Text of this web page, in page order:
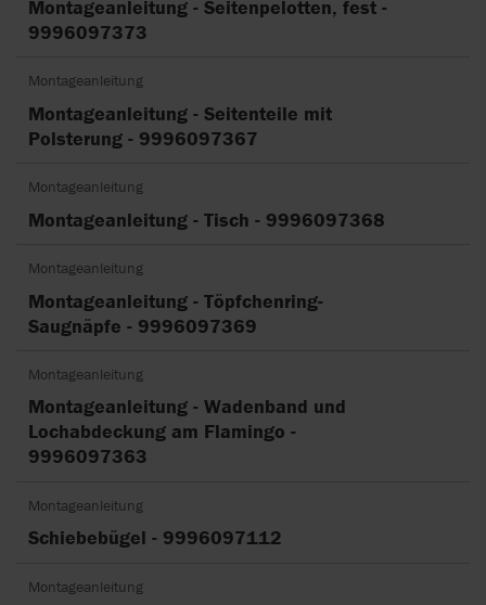
Montageanleitung - Seitenpelotten, fest -
9996097373
Montageanleitung
Montageanleitung - Seitenteile mit
Polsterung - 9996097367
Montageanleitung
Montageanleitung - Tisch - 9996097368
Montageanleitung
Montageanleitung - Töpfchenring-
Saugnäpfe - 9996097369
Montageanleitung
Montageanleitung - Wadenband und
Lochabdeckung am Flamingo -
9996097363
Montageanleitung
Schiebebügel - 9996097112
Montageanleitung